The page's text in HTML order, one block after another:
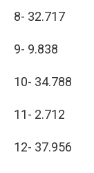
8- 32.717
9- 9.838
10- 34.788
11- 2.712
12- 37.956